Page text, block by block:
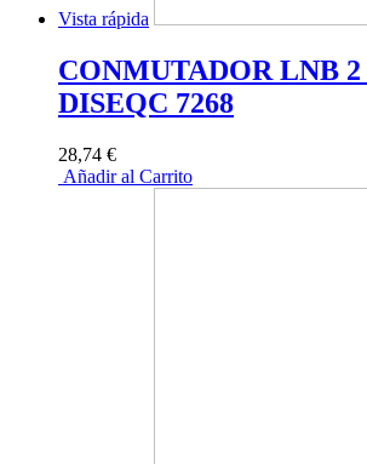
Vista rápida
CONMUTADOR LNB
DISEQC 7268
28,74 €
Añadir al Carrito